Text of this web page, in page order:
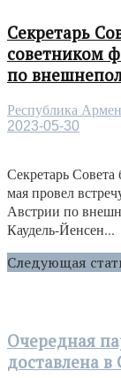
Секретарь
советником
по
Республика
2023-05-30
Секретарь
мая провел
Австрии по
Каудель-Йенсен...
Следующая
Очередная
доставлена